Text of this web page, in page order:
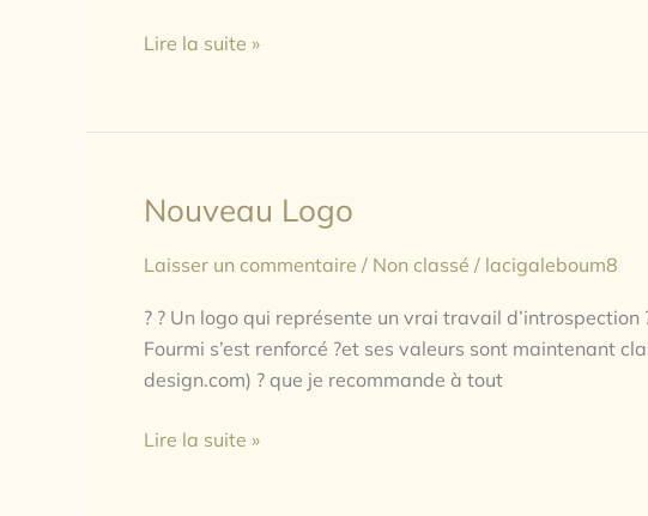
Lire la suite »
Nouveau Logo
Laisser un commentaire / Non classé / lacigaleboum8
? ? Un logo qui représente un vrai travail
Fourmi s’est renforcé ?et ses valeurs sont maintenant
design.com) ? que je recommande à tout
Nouveau
Lire la suite »